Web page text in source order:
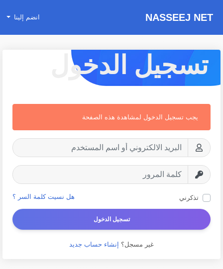
NASSEEJ NET انضم إلينا
تسجيل الدخول
يجب تسجيل الدخول لمشاهدة هذه الصفحة
تذكرني هل نسيت كلمة السر ؟
تسجيل الدخول
غير مسجل؟ إنشاء حساب جديد